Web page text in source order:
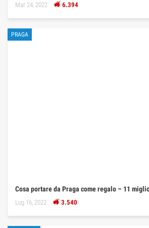
Mar 24, 2022 6.394
PRAGA
Cosa portare da Praga come regalo – 11
Lug 16, 2022 3.540